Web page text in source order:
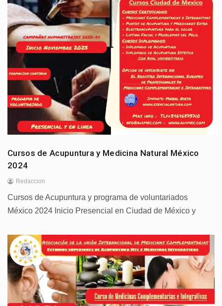
Cursos de Acupuntura y Medicina Natural México
2024
Redaccion
Cursos de Acupuntura y programa de voluntariados
México 2024 Inicio Presencial en Ciudad de México y